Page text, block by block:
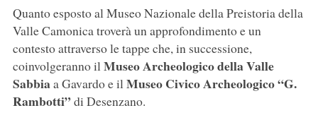
Quanto esposto al Museo Nazionale della Preistoria della
Valle Camonica troverà un approfondimento e un
contesto attraverso le tappe che, in successione,
coinvolgeranno ilMuseo Archeologico della Valle
Sabbiaa Gavardo e ilMuseo Civico Archeologico “G.
Rambotti”di Desenzano.